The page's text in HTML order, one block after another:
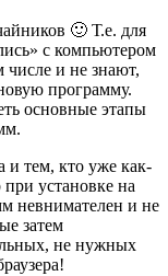
🙂 Т.е. для
с компьютером
числе и не знают,
программу.
основные этапы
и тем, кто уже как-
установке на
невнимателен и не
затем
не нужных